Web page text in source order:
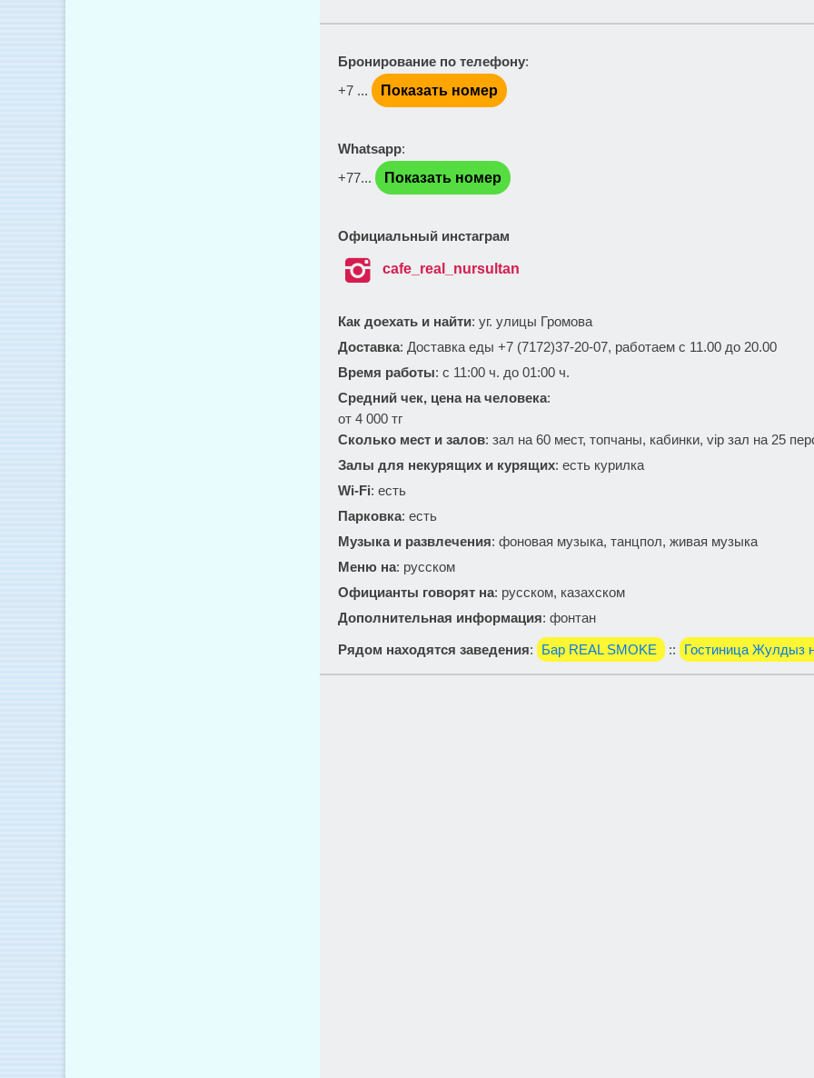
Бронирование по телефону:
+7 ...
Показать номер
Whatsapp:
+77...
Показать номер
Официальный инстаграм
 cafe_real_nursultan
Как доехать и найти: уг. улицы Громова
Доставка: Доставка еды +7 (7172)37-20-07, работаем с 11.00 до 20.00
Время работы: с 11:00 ч. до 01:00 ч.
Средний чек, цена на человека:
от 4 000 тг
Сколько мест и залов: зал на 60 мест, топчаны, кабинки, vip зал на 25
Залы для некурящих и курящих: есть курилка
Wi-Fi: есть
Парковка: есть
Музыка и развлечения: фоновая музыка, танцпол, живая музыка
Меню на: русском
Официанты говорят на: русском, казахском
Дополнительная информация: фонтан
Рядом находятся заведения: Бар REAL SMOKE :: Гостиница Жулдыз